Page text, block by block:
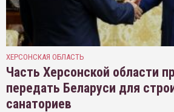
ХЕРСОНСКАЯ ОБЛАСТЬ
Часть Херсонской области
передать Беларуси для
санаториев